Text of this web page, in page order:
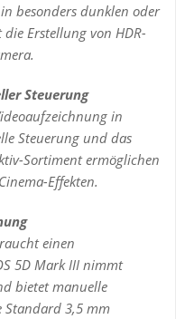
besonders dunklen oder
Erstellung von HDR-
Steuerung
in
Steuerung und das
Sortiment ermöglichen
Effekten.
einen
5D Mark III nimmt
bietet manuelle
Standard 3,5 mm